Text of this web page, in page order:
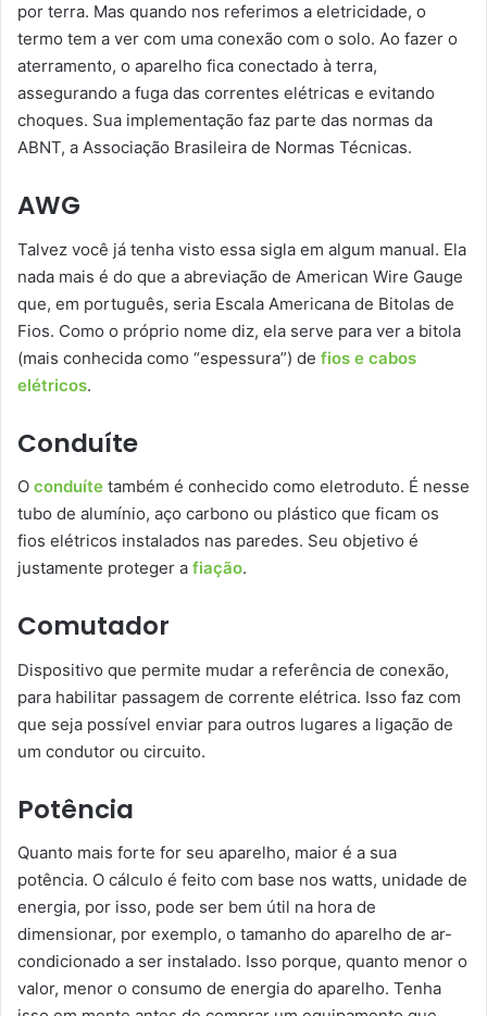
por terra. Mas quando nos referimos a eletricidade, o
termo tem a ver com uma conexão com o solo. Ao fazer o
aterramento, o aparelho fica conectado à terra,
assegurando a fuga das correntes elétricas e evitando
choques. Sua implementação faz parte das normas da
ABNT, a Associação Brasileira de Normas Técnicas.
AWG
Talvez você já tenha visto essa sigla em algum manual. Ela
nada mais é do que a abreviação de American Wire Gauge
que, em português, seria Escala Americana de Bitolas de
Fios. Como o próprio nome diz, ela serve para ver a bitola
(mais conhecida como “espessura”) de fios e cabos
elétricos.
Conduíte
O conduíte também é conhecido como eletroduto. É nesse
tubo de alumínio, aço carbono ou plástico que ficam os
fios elétricos instalados nas paredes. Seu objetivo é
justamente proteger a fiação.
Comutador
Dispositivo que permite mudar a referência de conexão,
para habilitar passagem de corrente elétrica. Isso faz com
que seja possível enviar para outros lugares a ligação de
um condutor ou circuito.
Potência
Quanto mais forte for seu aparelho, maior é a sua
potência. O cálculo é feito com base nos watts, unidade de
energia, por isso, pode ser bem útil na hora de
dimensionar, por exemplo, o tamanho do aparelho de ar-
condicionado a ser instalado. Isso porque, quanto menor o
valor, menor o consumo de energia do aparelho. Tenha